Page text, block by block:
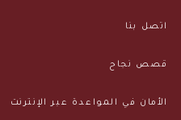
اتصل بنا
قصص نجاح
الأمان في المواعدة عبر الإنترنت